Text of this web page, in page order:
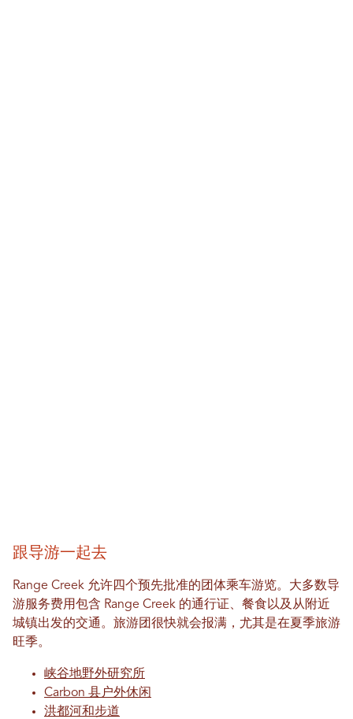
跟导游一起去
Range Creek 允许四个预先批准的团体乘车游览。大多数导
游服务费用包含 Range Creek 的通行证、餐食以及从附近
城镇出发的交通。旅游团很快就会报满，尤其是在夏季旅游
旺季。
峡谷地野外研究所
Carbon 县户外休闲
洪都河和步道